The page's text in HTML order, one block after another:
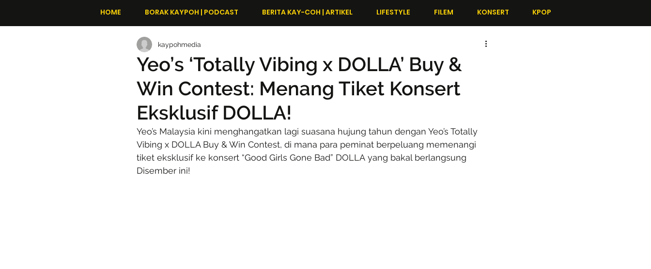
HOME BORAK KAYPOH | PODCAST BERITA KAY-COH | ARTIKEL LIFESTYLE FILEM KONSERT KPOP
Yeo’s ‘Totally Vibing x DOLLA’ Buy &
Win Contest: Menang Tiket Konsert
Eksklusif DOLLA!
kaypohmedia
Yeo’s Malaysia kini menghangatkan lagi suasana hujung tahun dengan Yeo’s Totally
Vibing x DOLLA Buy & Win Contest, di mana para peminat berpeluang memenangi
tiket eksklusif ke konsert “Good Girls Gone Bad” DOLLA yang bakal berlangsung
Disember ini!